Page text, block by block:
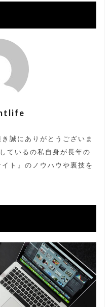
誠にありがとうございま
ているの私自身が長年の
ト』のノウハウや裏技を
場
楽天検索順位チェック
秀丸エディタ
販売方法